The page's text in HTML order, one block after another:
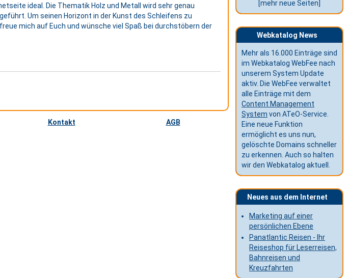
ideal. Die Thematik Holz und Metall wird sehr genau
Um seinen Horizont in der Kunst des Schleifens zu
mich auf Euch und wünsche viel Spaß bei durchstöbern der
Kontakt
AGB
[mehr neue Seiten]
Webkatalog News
Mehr als 16.000 Einträge sind
im Webkatalog WebFee nach
unserem System Update
aktiv. Die WebFee verwaltet
alle Einträge mit dem
Content Management
System von ATeO-Service.
Eine neue Funktion
ermöglicht es uns nun,
gelöschte Domains schneller
zu erkennen. Auch so halten
wir den Webkatalog aktuell.
Neues aus dem Internet
Marketing auf einer
persönlichen Ebene
Panatlantic Reisen - Ihr
Reiseshop für Leserreisen,
Bahnreisen und
Kreuzfahrten